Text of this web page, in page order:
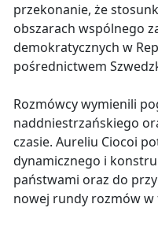
przekonanie, że
obszarach wspólnego
demokratycznych w
pośrednictwem
Rozmówcy wymienili
naddniestrzańskiego
czasie. Aureliu Ciocoi
dynamicznego i
państwami oraz do
nowej rundy rozmów w